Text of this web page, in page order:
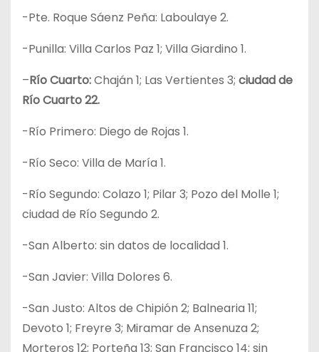
-Pte. Roque Sáenz Peña: Laboulaye 2.
-Punilla: Villa Carlos Paz 1; Villa Giardino 1.
–Río Cuarto:Chaján 1; Las Vertientes 3; ciudad de
Río Cuarto 22.
-Río Primero: Diego de Rojas 1.
-Río Seco: Villa de María 1.
-Río Segundo: Colazo 1; Pilar 3; Pozo del Molle 1;
ciudad de Río Segundo 2.
-San Alberto: sin datos de localidad 1.
-San Javier: Villa Dolores 6.
-San Justo: Altos de Chipión 2; Balnearia 11;
Devoto 1; Freyre 3; Miramar de Ansenuza 2;
Morteros 12; Porteña 13; San Francisco 14; sin